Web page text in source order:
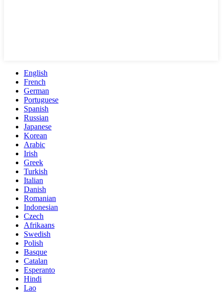
English
French
German
Portuguese
Spanish
Russian
Japanese
Korean
Arabic
Irish
Greek
Turkish
Italian
Danish
Romanian
Indonesian
Czech
Afrikaans
Swedish
Polish
Basque
Catalan
Esperanto
Hindi
Lao